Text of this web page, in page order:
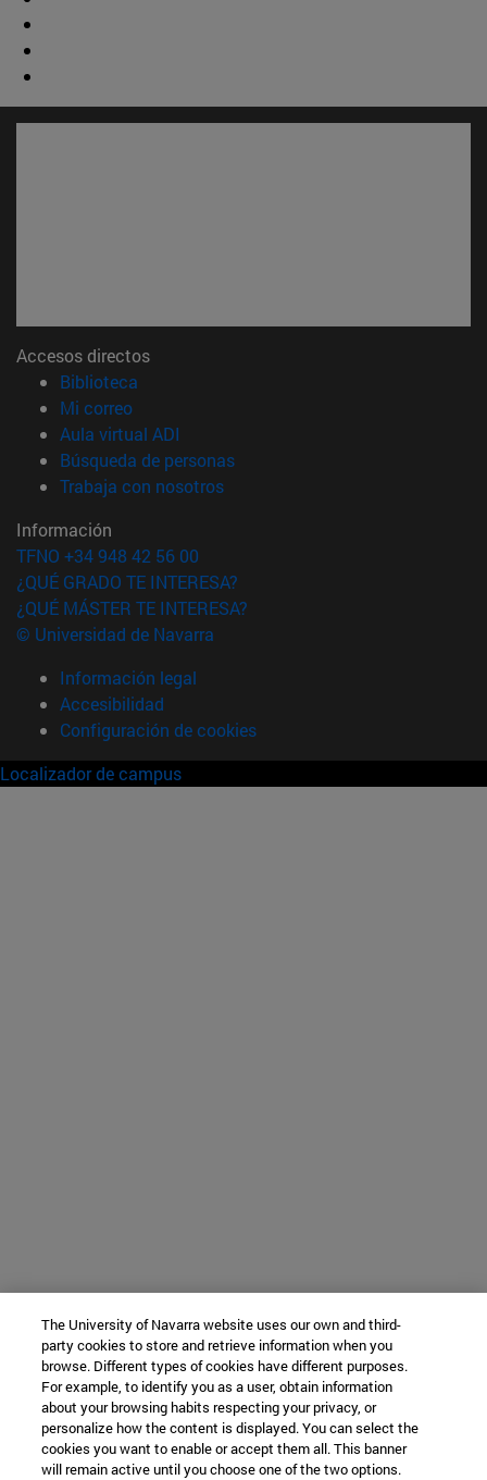
Accesos directos
Biblioteca
Mi correo(abre en nueva ventana)
Aula virtual ADI
Búsqueda de personas(abre en nueva ventana)
Trabaja con nosotros(abre en nueva ventana)
Información
TFNO +34 948 42 56 00
¿QUÉ GRADO TE INTERESA?
¿QUÉ MÁSTER TE INTERESA?
© Universidad de Navarra
Información legal
Accesibilidad
Configuración de cookies
Localizador de campus
The University of Navarra website uses our own and third-
party cookies to store and retrieve information when you
browse. Different types of cookies have different purposes.
For example, to identify you as a user, obtain information
about your browsing habits respecting your privacy, or
personalize how the content is displayed. You can select the
cookies you want to enable or accept them all. This banner
will remain active until you choose one of the two options.